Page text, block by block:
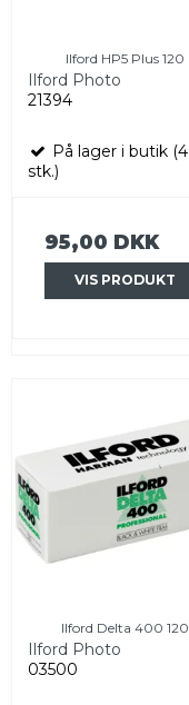
Ilford HP5 Plus 120
Ilford Photo
21394
På lager i butik (4
stk.)
95,00 DKK
VIS PRODUKT
Ilford Delta 400 120
Ilford Photo
03500